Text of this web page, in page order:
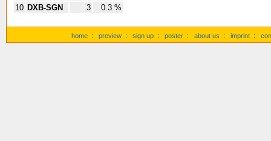
10 DXB-SGN 3 0.3 %
home : preview : sign up : poster : about us : imprint :